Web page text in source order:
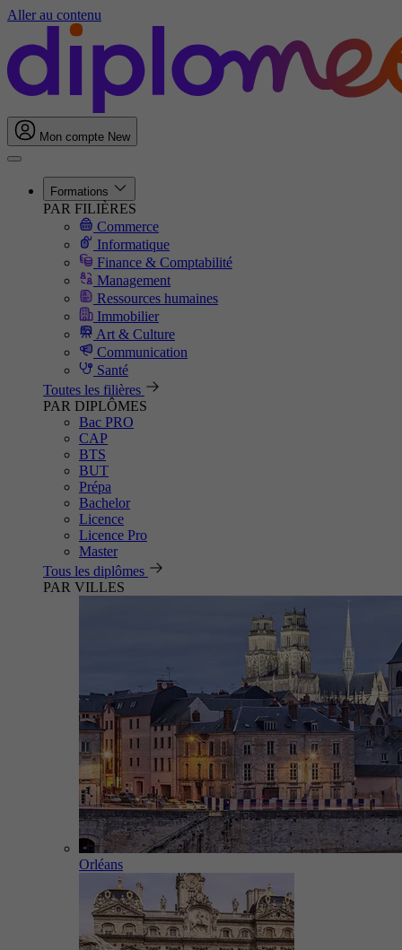
Aller au contenu
Mon compte New
Formations
PAR FILIÈRES
Commerce
Informatique
Finance & Comptabilité
Management
Ressources humaines
Immobilier
Art & Culture
Communication
Santé
Toutes les filières
PAR DIPLÔMES
Bac PRO
CAP
BTS
BUT
Prépa
Bachelor
Licence
Licence Pro
Master
Tous les diplômes
PAR VILLES
Orléans